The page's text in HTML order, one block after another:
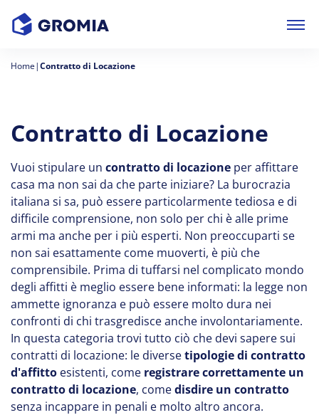
Home|Contratto di Locazione
Contratto di Locazione
Vuoi stipulare un contratto di locazione per affittare
casa ma non sai da che parte iniziare? La burocrazia
italiana si sa, può essere particolarmente tediosa e di
difficile comprensione, non solo per chi è alle prime
armi ma anche per i più esperti. Non preoccuparti se
non sai esattamente come muoverti, è più che
comprensibile. Prima di tuffarsi nel complicato mondo
degli affitti è meglio essere bene informati: la legge non
ammette ignoranza e può essere molto dura nei
confronti di chi trasgredisce anche involontariamente.
In questa categoria trovi tutto ciò che devi sapere sui
contratti di locazione: le diversetipologie di contratto
d'affitto esistenti, come registrare correttamente un
contratto di locazione, comedisdire un contratto
senza incappare in penali e molto altro ancora.